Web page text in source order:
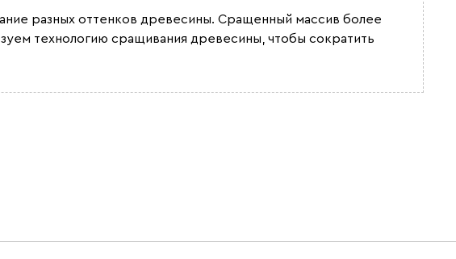
разных оттенков древесины. Сращенный массив более
технологию сращивания древесины, чтобы сократить